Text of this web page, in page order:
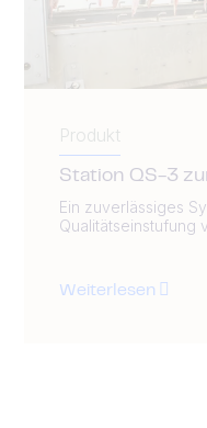
Produkt
Station QS-3
Ein zuverlässiges
Qualitätseinstufung
Weiterlesen